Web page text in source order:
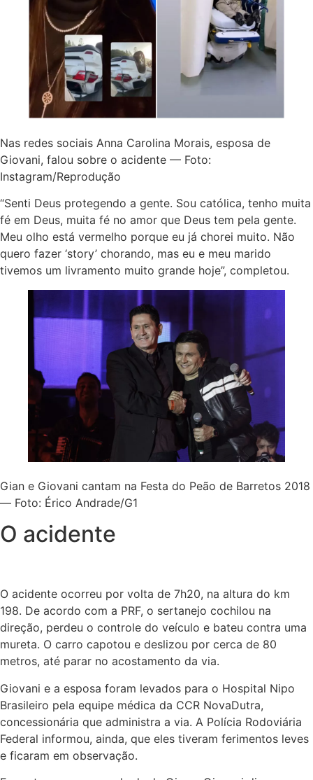
Nas redes sociais Anna Carolina Morais, esposa de
Giovani, falou sobre o acidente — Foto:
Instagram/Reprodução
“Senti Deus protegendo a gente. Sou católica, tenho muita
fé em Deus, muita fé no amor que Deus tem pela gente.
Meu olho está vermelho porque eu já chorei muito. Não
quero fazer ‘story’ chorando, mas eu e meu marido
tivemos um livramento muito grande hoje”, completou.
Gian e Giovani cantam na Festa do Peão de Barretos 2018
— Foto: Érico Andrade/G1
O acidente
O acidente ocorreu por volta de 7h20, na altura do km
198. De acordo com a PRF, o sertanejo cochilou na
direção, perdeu o controle do veículo e bateu contra uma
mureta. O carro capotou e deslizou por cerca de 80
metros, até parar no acostamento da via.
Giovani e a esposa foram levados para o Hospital Nipo
Brasileiro pela equipe médica da CCR NovaDutra,
concessionária que administra a via. A Polícia Rodoviária
Federal informou, ainda, que eles tiveram ferimentos leves
e ficaram em observação.